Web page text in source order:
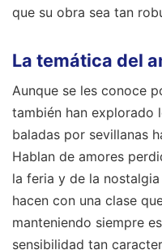
Aunque se les conoce
también han explorado
baladas por sevillanas
Hablan de amores
la feria y de la
hacen con una clase
manteniendo siempre
sensibilidad tan